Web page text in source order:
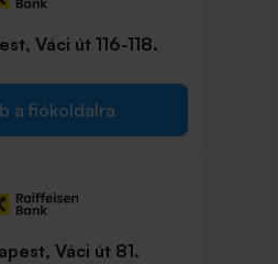
Váci út 116-118.
a fiókoldalra
Váci út 81.